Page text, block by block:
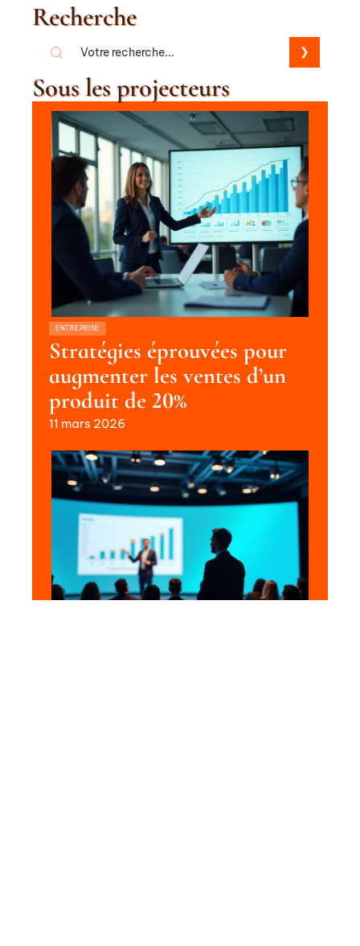
Recherche
Sous les projecteurs
ENTREPRISE
Stratégies éprouvées pour
augmenter les ventes d’un
produit de 20%
11 mars 2026